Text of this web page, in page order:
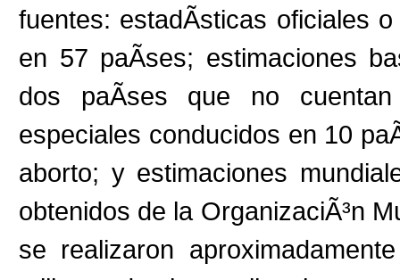
fuentes: estadÃ­sticas oficiales
en 57 paÃ­ses; estimaciones
dos paÃ­ses que no cuentan
especiales conducidos en 10
aborto; y estimaciones
obtenidos de la OrganizaciÃ³n
se realizaron